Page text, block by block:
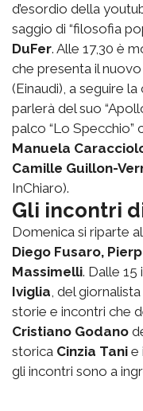
d’esordio della
saggio di “filosofia
DuFer. Alle 17,30 è
che presenta il
(Einaudi), a seguire
parlerà del suo
palco “Lo Specchio”
Manuela
Camille Guillon-
InChiaro).
Gli incontri
Domenica si riparte
Diego Fusaro,
Massimelli. Dalle
Iviglia, del giornalista
storie e incontri che
Cristiano Godano
storica Cinzia Tani e
gli incontri sono a